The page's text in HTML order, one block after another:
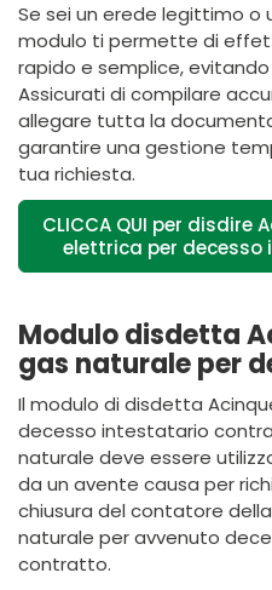
Se sei un erede legittimo o
modulo ti permette di
rapido e semplice,
Assicurati di compilare
allegare tutta la
garantire una gestione
tua richiesta.
CLICCA QUI per
elettrica per
Modulo disdetta
gas naturale per
Il modulo di disdetta
decesso intestatario
naturale deve essere
da un avente causa per
chiusura del contatore
naturale per avvenuto
contratto.